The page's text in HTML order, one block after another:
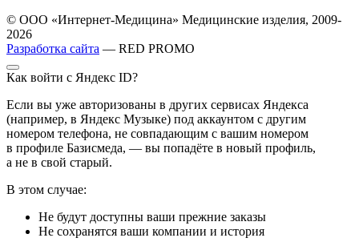
© ООО «Интернет-Медицина» Медицинские изделия, 2009-
2026
Разработка сайта — RED PROMO
Как войти с Яндекс ID?
Если вы уже авторизованы в других сервисах Яндекса
(например, в Яндекс Музыке) под аккаунтом с другим
номером телефона, не совпадающим с вашим номером
в профиле Базисмеда, — вы попадёте в новый профиль,
а не в свой старый.
В этом случае:
Не будут доступны ваши прежние заказы
Не сохранятся ваши компании и история